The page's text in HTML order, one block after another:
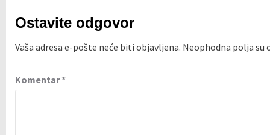
Ostavite odgovor
Vaša adresa e-pošte neće biti objavljena. Neophodna polja su
Komentar*